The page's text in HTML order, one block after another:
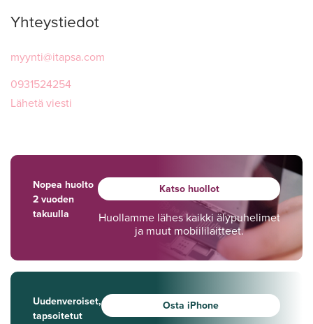
Yhteystiedot
myynti@itapsa.com
0931524254
Lähetä viesti
Nopea huolto
2 vuoden
takuulla
Katso huollot
Huollamme lähes kaikki älypuhelimet
ja muut mobiililaitteet.
Uudenveroiset,
tapsoitetut
Osta iPhone